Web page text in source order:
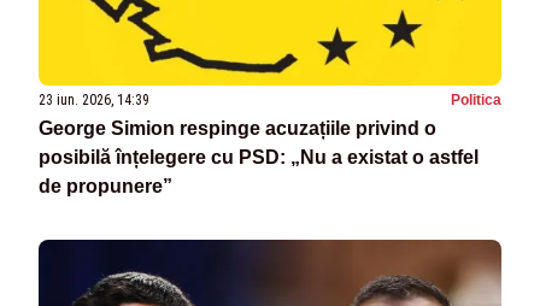
23 iun. 2026, 14:39 Politica
George Simion respinge acuzațiile privind o
posibilă înțelegere cu PSD: „Nu a existat o astfel
de propunere”